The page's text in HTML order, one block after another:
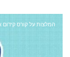
המלצות על קורס קידום